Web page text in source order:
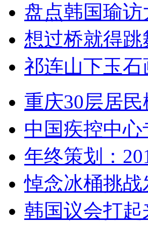
盘点韩国瑜访
想过桥就得跳
祁连山下玉
重庆30层居
中国疾控中
年终策划：
悼念冰桶挑战
韩国议会打